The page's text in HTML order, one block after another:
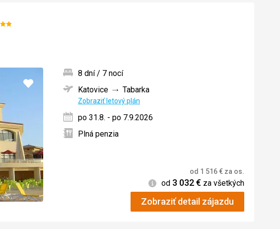
Pridať
8 dní / 7 nocí
Katovice
Tabarka
Zobraziť letový plán
po 31.8. - po 7.9.2026
Plná penzia
od 1 516€ za os.
Informácie
od 3 032€ za všetkých
Zobraziť detail zájazdu